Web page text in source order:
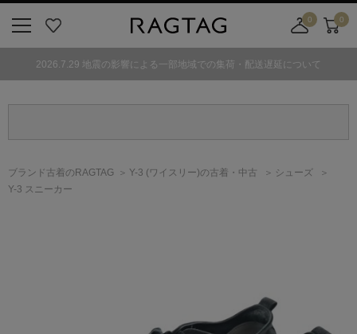
気
0
舗
カ
ト
0
2026.7.29 地震の影響による一部地域での集荷・配送遅延について
ブランド古着のRAGTAG Y-3 (ワイスリー)の古着・中古
シューズ
Y-3 スニーカー